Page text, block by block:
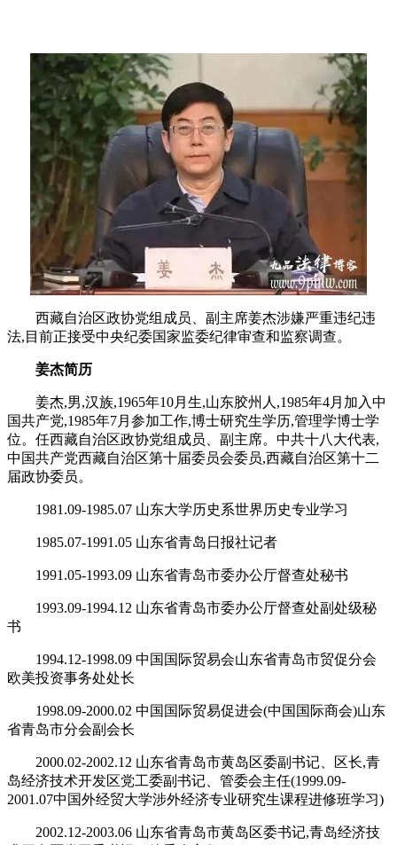
西藏自治区政协党组成员、副主席姜杰涉嫌严重违纪违
法,目前正接受中央纪委国家监委纪律审查和监察调查。
姜杰简历
姜杰,男,汉族,1965年10月生,山东胶州人,1985年4月加入中
国共产党,1985年7月参加工作,博士研究生学历,管理学博士学
位。任西藏自治区政协党组成员、副主席。中共十八大代表,
中国共产党西藏自治区第十届委员会委员,西藏自治区第十二
届政协委员。
1981.09-1985.07 山东大学历史系世界历史专业学习
1985.07-1991.05 山东省青岛日报社记者
1991.05-1993.09 山东省青岛市委办公厅督查处秘书
1993.09-1994.12 山东省青岛市委办公厅督查处副处级秘
书
1994.12-1998.09 中国国际贸易会山东省青岛市贸促分会
欧美投资事务处处长
1998.09-2000.02 中国国际贸易促进会(中国国际商会)山东
省青岛市分会副会长
2000.02-2002.12 山东省青岛市黄岛区委副书记、区长,青
岛经济技术开发区党工委副书记、管委会主任(1999.09-
2001.07中国外经贸大学涉外经济专业研究生课程进修班学习)
2002.12-2003.06 山东省青岛市黄岛区委书记,青岛经济技